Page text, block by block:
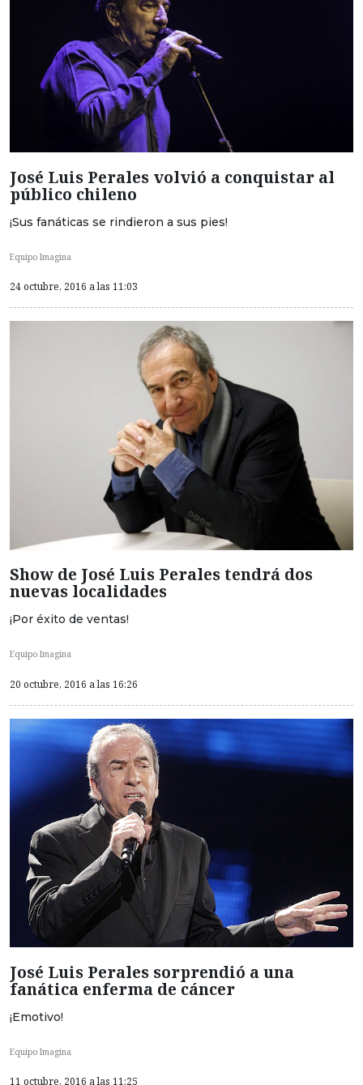
José Luis Perales volvió a conquistar al
público chileno
¡Sus fanáticas se rindieron a sus pies!
Equipo Imagina
24 octubre, 2016 a las 11:03
Show de José Luis Perales tendrá dos
nuevas localidades
¡Por éxito de ventas!
Equipo Imagina
20 octubre, 2016 a las 16:26
José Luis Perales sorprendió a una
fanática enferma de cáncer
¡Emotivo!
Equipo Imagina
11 octubre, 2016 a las 11:25